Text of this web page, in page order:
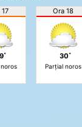
Ora 18
30˚
Parțial noros